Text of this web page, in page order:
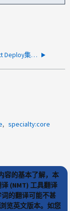
ONTAP Select Deploy集群扩展失败
specialty:core
容的基本了解，本
(NMT) 工具翻译
的翻译可能不甚
览英文版本。如您